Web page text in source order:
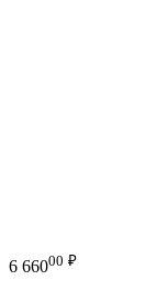
6 66000 ₽